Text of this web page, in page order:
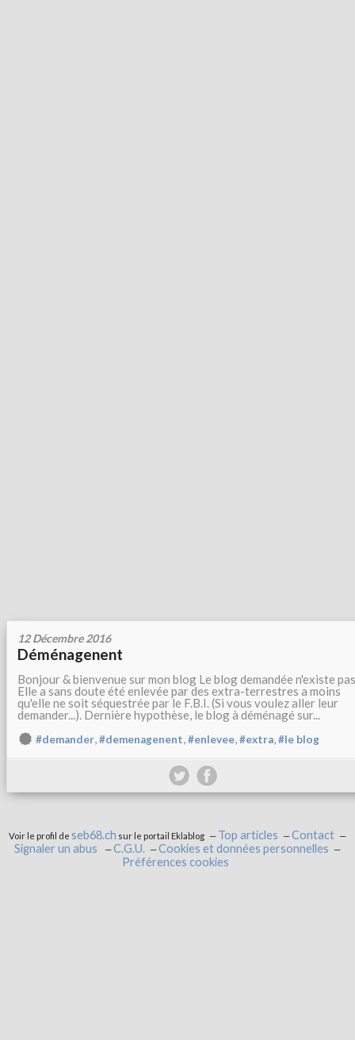
12 Décembre 2016
Déménagenent
Bonjour & bienvenue sur mon blog Le blog demandée n'existe
Elle a sans doute été enlevée par des extra-terrestres a moins
qu'elle ne soit séquestrée par le F.B.I. (Si vous voulez aller leur
demander...). Dernière hypothèse, le blog à déménagé sur...
#demander,#demenagenent,#enlevee,#extra,#le blog
Voir le profil de seb68.ch sur le portail Eklablog Top articles
Contact
Signaler un abus
C.G.U.
Cookies et données personnelles
Préférences cookies